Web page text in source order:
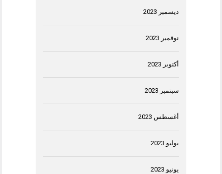
ديسمبر 2023
نوفمبر 2023
أكتوبر 2023
سبتمبر 2023
أغسطس 2023
يوليو 2023
يونيو 2023